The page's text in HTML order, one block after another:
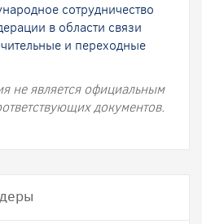
сотрудничество
в области связи
и переходные
не является официальным
документов.